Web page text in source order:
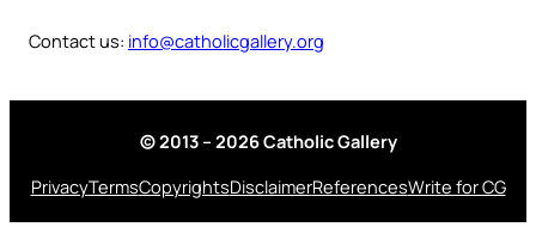
Contact us: info@catholicgallery.org
© 2013 – 2026 Catholic Gallery
PrivacyTermsCopyrightsDisclaimerReferencesWrite for CG